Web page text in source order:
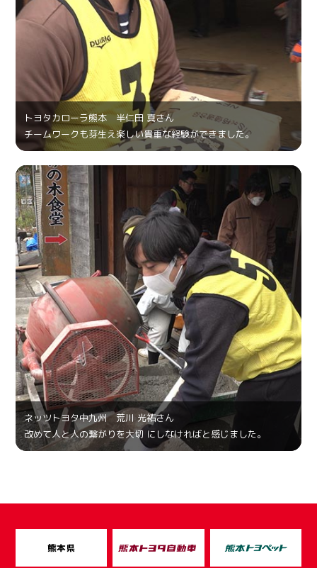
トヨタカローラ熊本 半仁田 真さん
チームワークも芽生え楽しい貴重な経験ができました。
ネッツトヨタ中九州 荒川 光祐さん
改めて人と人の繋がりを大切 にしなければと感じました。